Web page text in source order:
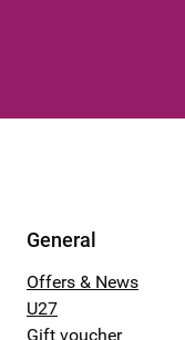
General
Offers & News
U27
Gift voucher